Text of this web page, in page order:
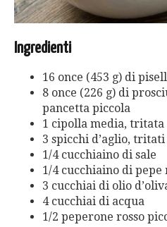
Ingredienti
16 once (453 g) di
8 once (226 g) di
pancetta piccola
1 cipolla media, tritata
3 spicchi d’aglio, tritati
1/4 cucchiaino di sale
1/4 cucchiaino di pepe
3 cucchiai di olio
4 cucchiai di acqua
1/2 peperone rosso